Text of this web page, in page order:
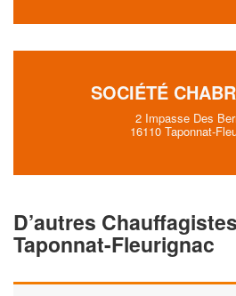
SOCIÉTÉ
2 Impasse Des
16110 Taponnat-
D’autres
Taponnat-Fleurignac